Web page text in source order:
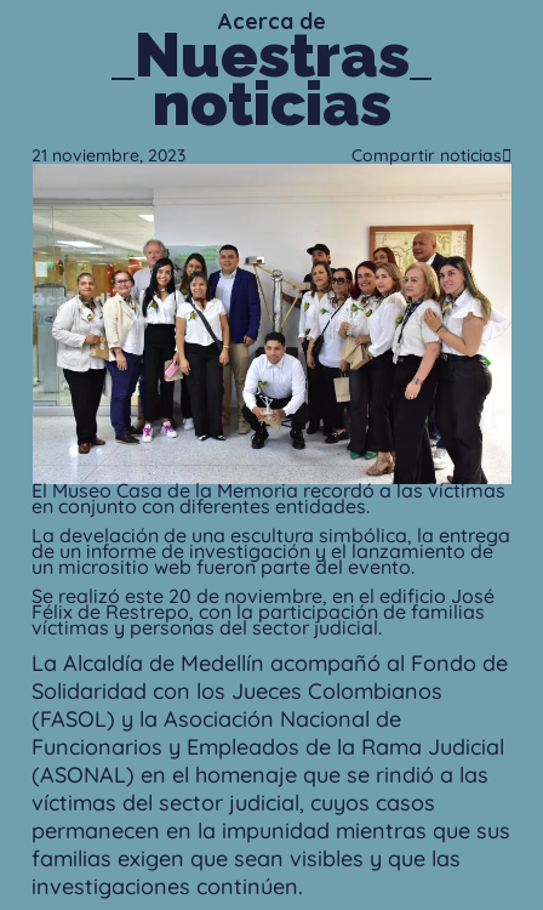
Acerca de
Nuestras
noticias
21 noviembre, 2023 Compartir noticias
El Museo Casa de la Memoria recordó a las víctimas
en conjunto con diferentes entidades.
La develación de una escultura simbólica, la entrega
de un informe de investigación y el lanzamiento de
un micrositio web fueron parte del evento.
Se realizó este 20 de noviembre, en el edificio José
Félix de Restrepo, con la participación de familias
víctimas y personas del sector judicial.
La Alcaldía de Medellín acompañó al Fondo de
Solidaridad con los Jueces Colombianos
(FASOL) y la Asociación Nacional de
Funcionarios y Empleados de la Rama Judicial
(ASONAL) en el homenaje que se rindió a las
víctimas del sector judicial, cuyos casos
permanecen en la impunidad mientras que sus
familias exigen que sean visibles y que las
investigaciones continúen.